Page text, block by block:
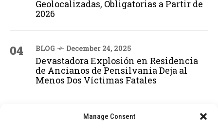
Manage Consent
Geolocalizadas, Obligatorias a Partir de
2026
04 BLOG December 24, 2025
Devastadora Explosión en Residencia
de Ancianos de Pensilvania Deja al
Menos Dos Víctimas Fatales